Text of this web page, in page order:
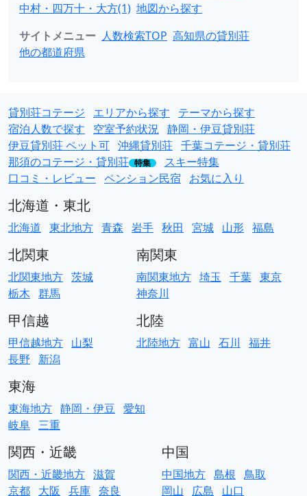
中村・四万十・大方(1) 地図から探す
サイトメニュー 人数検索TOP 高知県の貸別荘
他の都道府県
貸別荘コテージ エリアから探す
テーマから探す
宿泊人数で探す
空室予約状況 静岡・伊豆貸別荘
伊豆貸別荘 ペット可 沖縄貸別荘 千葉コテージ・貸別荘
那須のコテージ・貸別荘 特集
スキー特集
口コミ・レビュー ペンション民宿 お気に入り
北海道・東北
北海道 東北地方 青森 岩手 秋田 宮城 山形 福島
北関東
北関東地方 茨城
栃木 群馬
南関東
南関東地方 埼玉 千葉 東京
神奈川
甲信越
甲信越地方 山梨
長野
新潟
北陸
北陸地方 富山 石川 福井
東海
東海地方 静岡・伊豆 愛知
岐阜 三重
関西・近畿
関西・近畿地方 滋賀
京都 大阪 兵庫 奈良
中国
中国地方 島根 鳥取
岡山
広島 山口